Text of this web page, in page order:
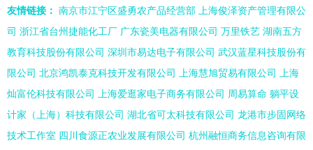
友情链接： 南京市江宁区盛勇农产品经营部
上海俊泽资产管理有限公
司 浙江省台州捷能化工厂 广东瓷美电器有限公司 万里铁艺 湖南五方
教育科技股份有限公司 深圳市易达电子有限公司 武汉蓝星科技股份有
限公司 北京鸿凯泰克科技开发有限公司 上海慧旭贸易有限公司
上海
灿富伦科技有限公司
上海爱逛家电子商务有限公司 周易算命 躺平设
计家（上海）科技有限公司 湖北省可太科技有限公司 龙港市步固网络
技术工作室 四川食源正农业发展有限公司 杭州融恒商务信息咨询有限